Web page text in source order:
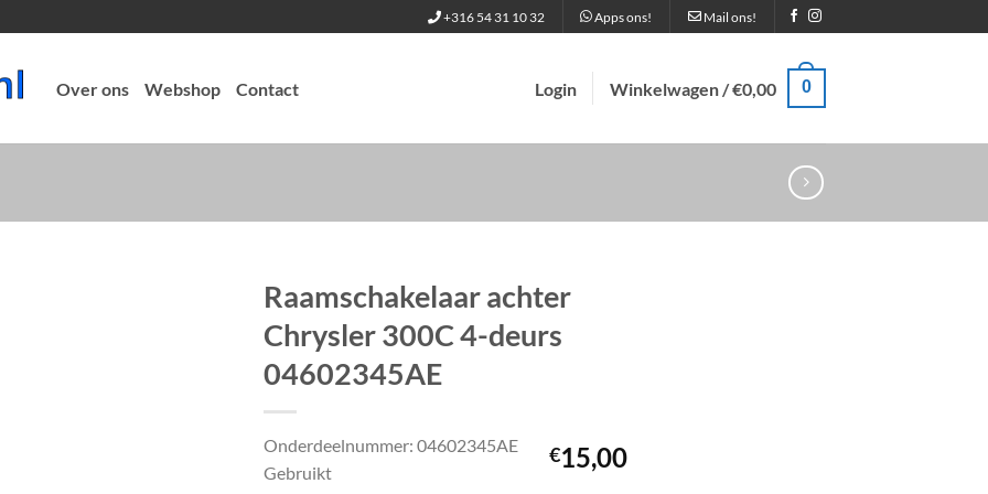
+316 54 31 10 32 Apps ons! Mail ons!
Over ons Webshop Contact Login Winkelwagen /€0,00 0
Raamschakelaar achter
Chrysler 300C 4-deurs
04602345AE
€15,00
Onderdeelnummer: 04602345AE
Gebruikt